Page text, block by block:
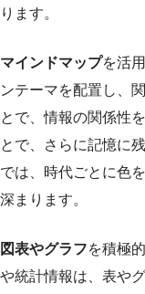
ります。
マインドマップを活
ンテーマを配置し、
とで、情報の関係性
とで、さらに記憶に
では、時代ごとに色
深まります。
図表やグラフを積極
や統計情報は、表や